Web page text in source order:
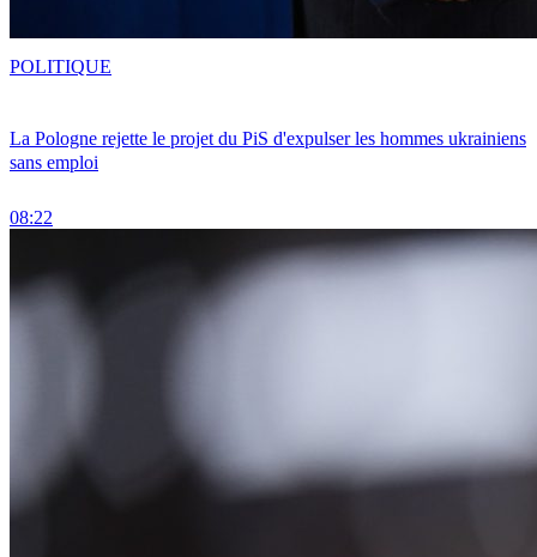
La Pologne rejette le projet du PiS d'expulser les hommes ukrainiens
sans emploi
08:22
POLITIQUE